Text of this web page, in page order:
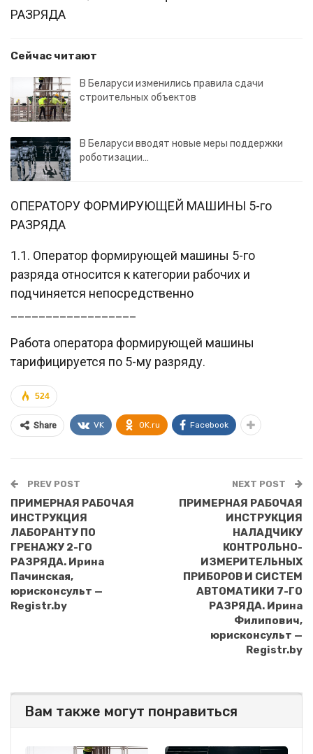
РАЗРЯДА
Сейчас читают
В Беларуси изменились правила сдачи
строительных объектов
В Беларуси вводят новые меры поддержки
роботизации…
ОПЕРАТОРУ ФОРМИРУЮЩЕЙ МАШИНЫ 5-го
РАЗРЯДА
1.1. Оператор формирующей машины 5-го
разряда относится к категории рабочих и
подчиняется непосредственно
Работа оператора формирующей машины
тарифицируется по 5-му разряду.
524
Share VK OK.ru Facebook
PREV POST
ПРИМЕРНАЯ РАБОЧАЯ
ИНСТРУКЦИЯ
ЛАБОРАНТУ ПО
ГРЕНАЖУ 2-ГО
РАЗРЯДА. Ирина
Пачинская,
юрисконсульт —
Registr.by
NEXT POST
ПРИМЕРНАЯ РАБОЧАЯ
ИНСТРУКЦИЯ
НАЛАДЧИКУ
КОНТРОЛЬНО-
ИЗМЕРИТЕЛЬНЫХ
ПРИБОРОВ И СИСТЕМ
АВТОМАТИКИ 7-ГО
РАЗРЯДА. Ирина
Филипович,
юрисконсульт —
Registr.by
Вам также могут понравиться